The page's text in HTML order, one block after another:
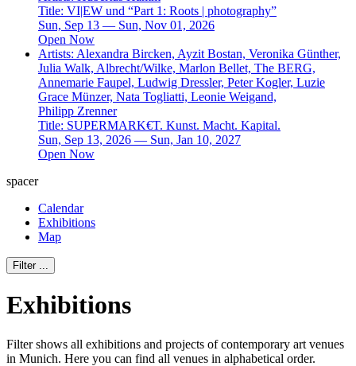
Title: VI|EW und “Part 1: Roots | photography”
Sun, Sep 13 — Sun, Nov 01, 2026
Open Now
Artists: Alexandra Bircken, Ayzit Bostan, Veronika Günther,
Julia Walk, Albrecht/Wilke, Marlon Bellet, The BERG,
Annemarie Faupel, Ludwig Dressler, Peter Kogler, Luzie
Grace Münzer, Nata Togliatti, Leonie Weigand,
Philipp Zrenner
Title: SUPERMARK€T. Kunst. Macht. Kapital.
Sun, Sep 13, 2026 — Sun, Jan 10, 2027
Open Now
spacer
Calendar
Exhibitions
Map
Filter
Exhibitions
Filter shows all exhibitions and projects of contemporary art venues
in Munich. Here you can find all venues in alphabetical order.